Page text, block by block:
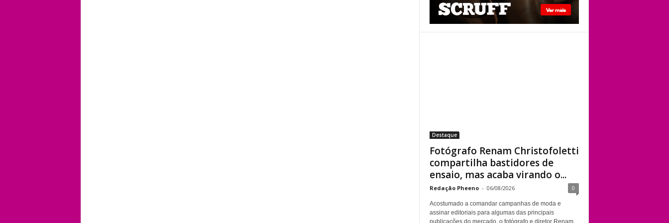
viado”
Destaque
Fotógrafo Renam Christofoletti
compartilha bastidores de
ensaio, mas acaba virando o...
Redação Pheeno - 06/08/2026 0
Acostumado a comandar campanhas de moda e
assinar editoriais para algumas das principais
publicações do mercado, o fotógrafo e diretor Renam